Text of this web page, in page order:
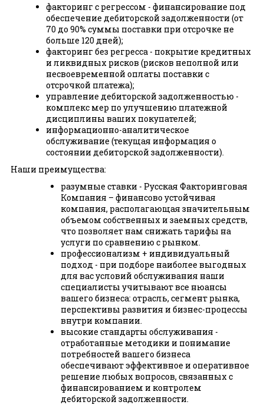
факторинг с регрессом - финансирование под
обеспечение дебиторской задолженности (от
70 до 90% суммы поставки при отсрочке не
больше 120 дней);
факторинг без регресса - покрытие кредитных
и ликвидных рисков (рисков неполной или
несвоевременной оплаты поставки с
отсрочкой платежа);
управление дебиторской задолженностью -
комплекс мер по улучшению платежной
дисциплины ваших покупателей;
информационно-аналитическое
обслуживание (текущая информация о
состоянии дебиторской задолженности).
Наши преимущества:
разумные ставки - Русская Факторинговая
Компания – финансово устойчивая
компания, располагающая значительным
объемом собственных и заемных средств,
что позволяет нам снижать тарифы на
услуги по сравнению с рынком.
профессионализм + индивидуальный
подход - при подборе наиболее выгодных
для вас условий обслуживания наши
специалисты учитывают все нюансы
вашего бизнеса: отрасль, сегмент рынка,
перспективы развития и бизнес-процессы
внутри компании.
высокие стандарты обслуживания -
отработанные методики и понимание
потребностей вашего бизнеса
обеспечивают эффективное и оперативное
решение любых вопросов, связанных с
финансированием и контролем
дебиторской задолженности.